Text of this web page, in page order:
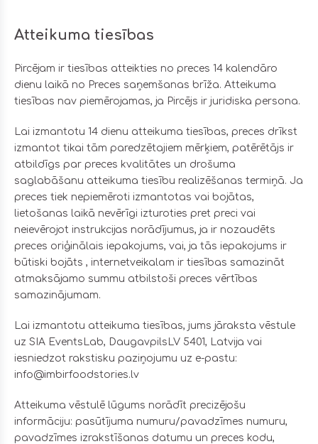
Atteikuma tiesības
Pircējam ir tiesības atteikties no preces 14 kalendāro
dienu laikā no Preces saņemšanas brīža. Atteikuma
tiesības nav piemērojamas, ja Pircējs ir juridiska persona.
Lai izmantotu 14 dienu atteikuma tiesības, preces drīkst
izmantot tikai tām paredzētajiem mērķiem, patērētājs ir
atbildīgs par preces kvalitātes un drošuma
saglabāšanu atteikuma tiesību realizēšanas termiņā. Ja
preces tiek nepiemēroti izmantotas vai bojātas,
lietošanas laikā nevērīgi izturoties pret preci vai
neievērojot instrukcijas norādījumus, ja ir nozaudēts
preces oriģinālais iepakojums, vai, ja tās iepakojums ir
būtiski bojāts , internetveikalam ir tiesības samazināt
atmaksājamo summu atbilstoši preces vērtības
samazinājumam.
Lai izmantotu atteikuma tiesības, jums jāraksta vēstule
uz SIA EventsLab, DaugavpilsLV 5401, Latvija vai
iesniedzot rakstisku paziņojumu uz e-pastu:
info@imbirfoodstories.lv
Atteikuma vēstulē lūgums norādīt precizējošu
informāciju: pasūtījuma numuru/pavadzīmes numuru,
pavadzīmes izrakstīšanas datumu un preces kodu,